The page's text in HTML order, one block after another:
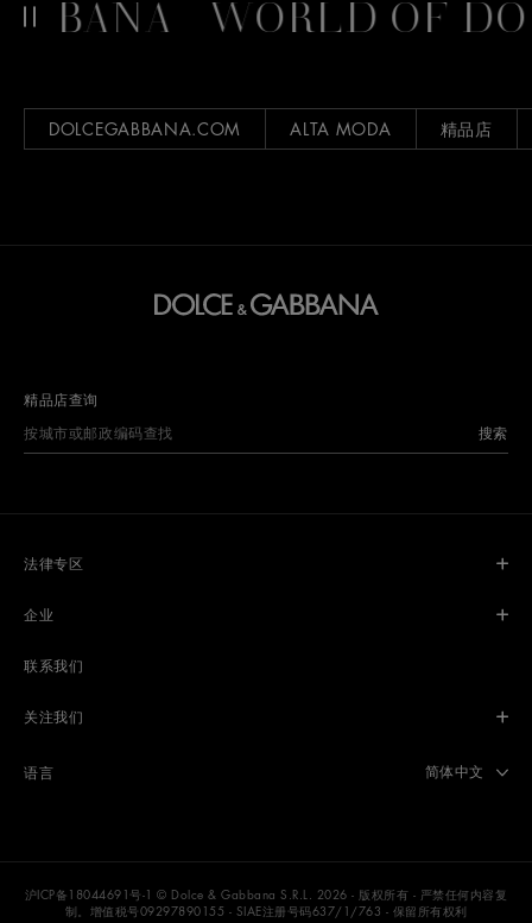
WORLD OF
DOLCEGABBANA.COM ALTA MODA 精品店
精品店查询
搜索
法律专区
企业
联系我们
关注我们
语言 Select
简体中文
沪ICP备18044691号-1 © Dolce & Gabbana S.R.L. 2026 - 版权所有 - 严禁任何内容复
制。增值税号09297890155 - SIAE注册号码637/1/763 - 保留所有权利